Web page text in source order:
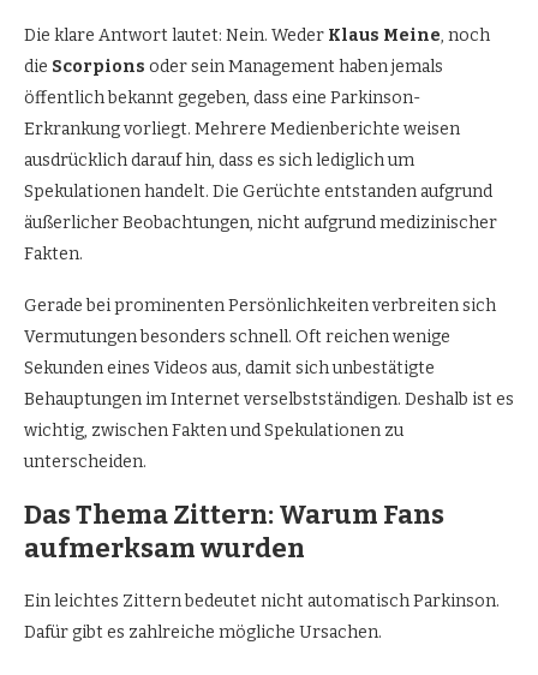
Die klare Antwort lautet: Nein. Weder Klaus Meine, noch
die Scorpions oder sein Management haben jemals
öffentlich bekannt gegeben, dass eine Parkinson-
Erkrankung vorliegt. Mehrere Medienberichte weisen
ausdrücklich darauf hin, dass es sich lediglich um
Spekulationen handelt. Die Gerüchte entstanden aufgrund
äußerlicher Beobachtungen, nicht aufgrund medizinischer
Fakten.
Gerade bei prominenten Persönlichkeiten verbreiten sich
Vermutungen besonders schnell. Oft reichen wenige
Sekunden eines Videos aus, damit sich unbestätigte
Behauptungen im Internet verselbstständigen. Deshalb ist es
wichtig, zwischen Fakten und Spekulationen zu
unterscheiden.
Das Thema Zittern: Warum Fans
aufmerksam wurden
Ein leichtes Zittern bedeutet nicht automatisch Parkinson.
Dafür gibt es zahlreiche mögliche Ursachen.